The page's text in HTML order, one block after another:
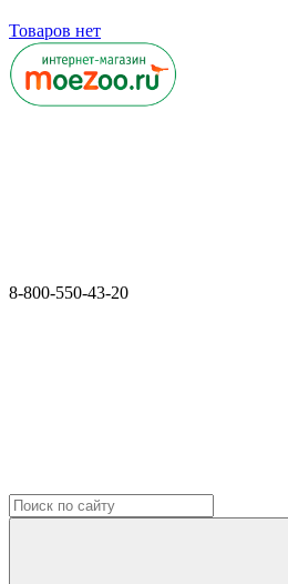
Товаров нет
8-800-550-43-20